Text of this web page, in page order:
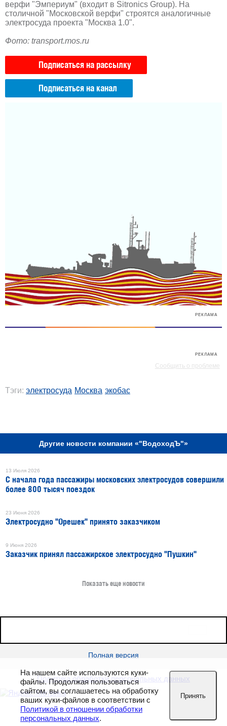
верфи "Эмпериум" (входит в Sitronics Group). На
столичной "Московской верфи" строятся аналогичные
электросуда проекта "Москва 1.0".
Фото: transport.mos.ru
Подписаться на рассылку
Подписаться на канал
РЕКЛАМА
РЕКЛАМА
Сообщить о проблеме
Тэги: электросуда Москва экобас
Другие новости компании «"ВодоходЪ"»
13 Июля 2026
С начала года пассажиры московских электросудов совершили
более 800 тысяч поездок
23 Июня 2026
Электросудно "Орешек" принято заказчиком
9 Июня 2026
Заказчик принял пассажирское электросудно "Пушкин"
Показать еще новости
Полная версия
Политика обработки персональных данных
На нашем сайте используются куки-
файлы. Продолжая пользоваться
сайтом, вы соглашаетесь на обработку
ваших куки-файлов в соответствии с
Политикой в отношении обработки
персональных данных.
Принять